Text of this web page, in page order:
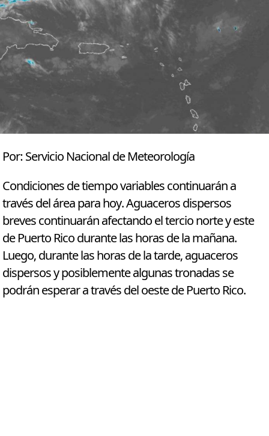
Por: Servicio Nacional de Meteorología
Condiciones de tiempo variables continuarán a
través del área para hoy. Aguaceros dispersos
breves continuarán afectando el tercio norte y este
de Puerto Rico durante las horas de la mañana.
Luego, durante las horas de la tarde, aguaceros
dispersos y posiblemente algunas tronadas se
podrán esperar a través del oeste de Puerto Rico.